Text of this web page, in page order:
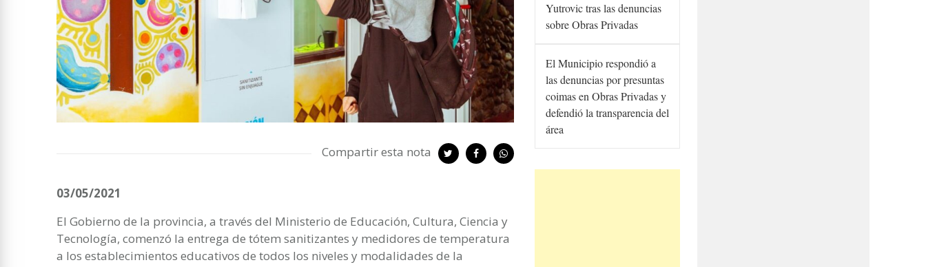
Compartir esta nota
03/05/2021
El Gobierno de la provincia, a través del Ministerio de Educación, Cultura, Ciencia y
Tecnología, comenzó la entrega de tótem sanitizantes y medidores de temperatura
a los establecimientos educativos de todos los niveles y modalidades de la
Yutrovic tras las denuncias
sobre Obras Privadas
El Municipio respondió a
las denuncias por presuntas
coimas en Obras Privadas y
defendió la transparencia del
área